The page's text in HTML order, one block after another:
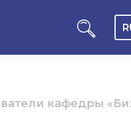
кафедры